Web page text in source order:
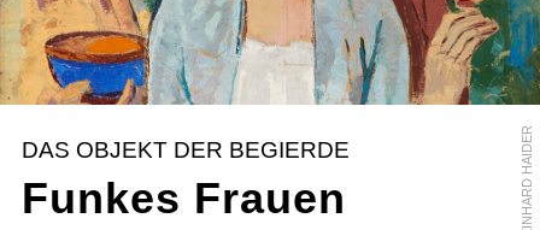
REINHARD HAIDER
DAS OBJEKT DER BEGIERDE
Funkes Frauen